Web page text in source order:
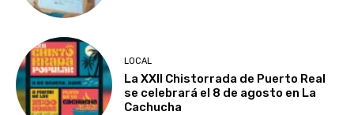
LOCAL
La XXII Chistorrada de Puerto Real
se celebrará el 8 de agosto en La
Cachucha